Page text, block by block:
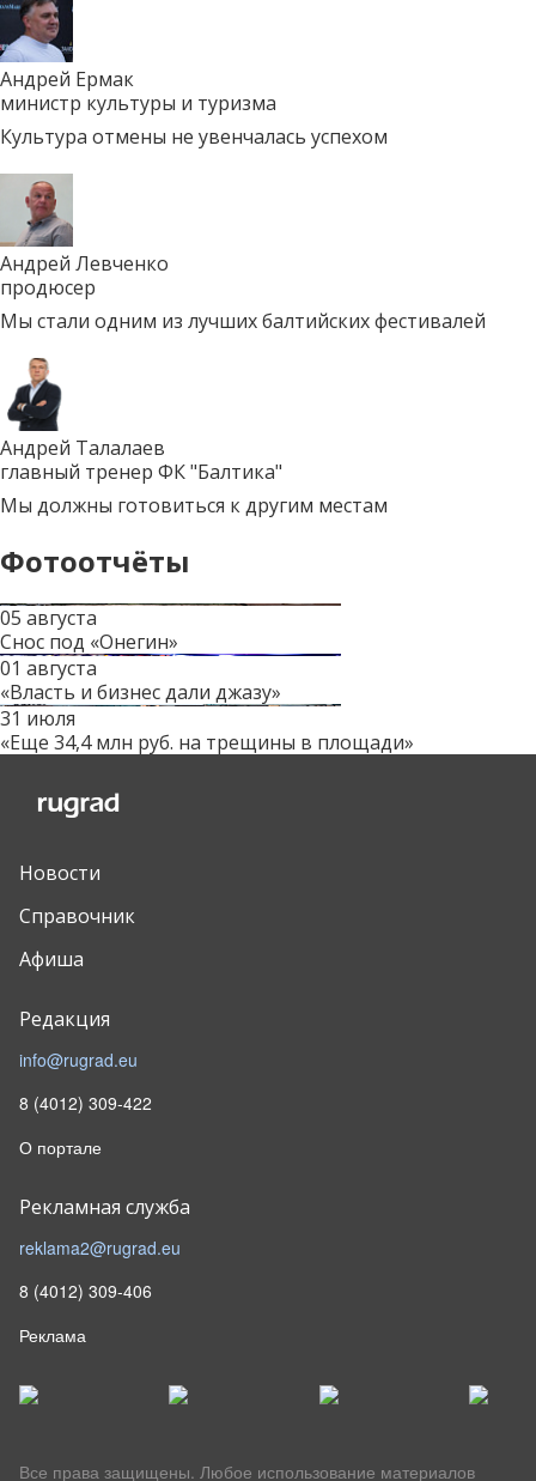
Андрей Ермак
министр культуры и туризма
Культура отмены не увенчалась успехом
Андрей Левченко
продюсер
Мы стали одним из лучших балтийских фестивалей
Андрей Талалаев
главный тренер ФК "Балтика"
Мы должны готовиться к другим местам
Фотоотчёты
05 августа
Снос под «Онегин»
01 августа
«Власть и бизнес дали джазу»
31 июля
«Еще 34,4 млн руб. на трещины в площади»
Новости
Справочник
Афиша
Редакция
info@rugrad.eu
8 (4012) 309-422
О портале
Рекламная служба
reklama2@rugrad.eu
8 (4012) 309-406
Реклама
Все права защищены. Любое использование материалов